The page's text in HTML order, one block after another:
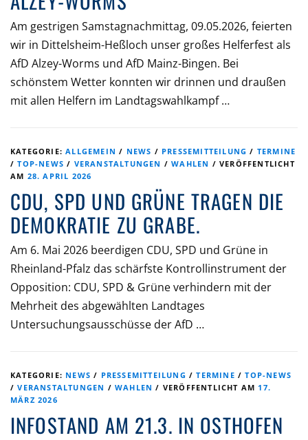
Am gestrigen Samstagnachmittag, 09.05.2026, feierten
wir in Dittelsheim-Heßloch unser großes Helferfest als
AfD Alzey-Worms und AfD Mainz-Bingen. Bei
schönstem Wetter konnten wir drinnen und draußen
mit allen Helfern im Landtagswahlkampf …
KATEGORIE:ALLGEMEIN / NEWS / PRESSEMITTEILUNG / TERMINE
/TOP-NEWS / VERANSTALTUNGEN /WAHLEN /VERÖFFENTLICHT
AM 28. APRIL 2026
CDU, SPD UND GRÜNE TRAGEN DIE
DEMOKRATIE ZU GRABE.
Am 6. Mai 2026 beerdigen CDU, SPD und Grüne in
Rheinland-Pfalz das schärfste Kontrollinstrument der
Opposition: CDU, SPD & Grüne verhindern mit der
Mehrheit des abgewählten Landtages
Untersuchungsausschüsse der AfD …
KATEGORIE: NEWS / PRESSEMITTEILUNG /TERMINE /TOP-NEWS
/VERANSTALTUNGEN /WAHLEN / VERÖFFENTLICHT AM 17.
MÄRZ 2026
INFOSTAND AM 21.3. IN OSTHOFEN